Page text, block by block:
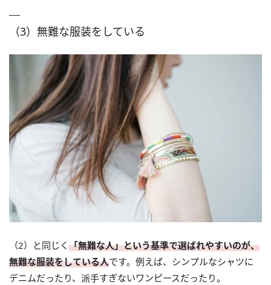
（3）無難な服装をしている
（2）と同じく 「無難な人」という基準で選ばれやすいのが、
無難な服装をしている人です。例えば、シンプルなシャツに
デニムだったり、派手すぎないワンピースだったり。